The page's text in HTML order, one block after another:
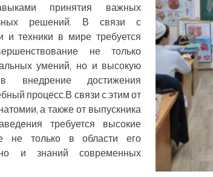
принятия важных
решений. В связи с
и техники в мире требуется
не только
умений, но и высокую
внедрение достижения
процесс.В связи с этим от
а также от выпускника
требуется высокие
не только в области его
но и знаний современных